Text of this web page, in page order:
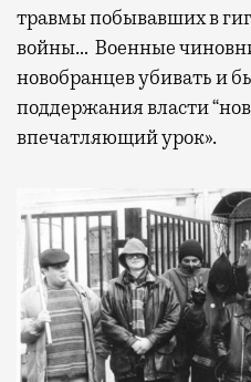
травмы побывавших в
войны… Военные
новобранцев убивать и
поддержания власти
впечатляющий урок».